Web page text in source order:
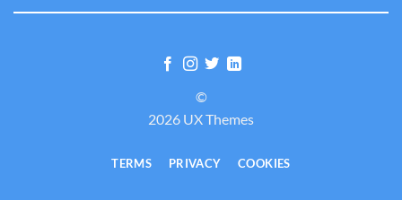
©
2026 UX Themes
TERMS PRIVACY COOKIES